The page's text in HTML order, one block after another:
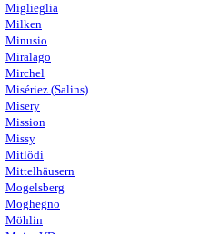
Miglieglia
Milken
Minusio
Miralago
Mirchel
Misériez (Salins)
Misery
Mission
Missy
Mitlödi
Mittelhäusern
Mogelsberg
Moghegno
Möhlin